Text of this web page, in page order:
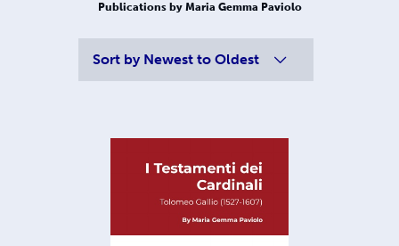
Publications by Maria Gemma Paviolo
Sort by Newest to Oldest